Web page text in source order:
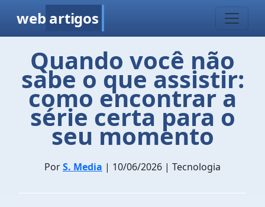
web artigos
Quando você não
sabe o que assistir:
como encontrar a
série certa para o
seu momento
PorS. Media | 10/06/2026 | Tecnologia